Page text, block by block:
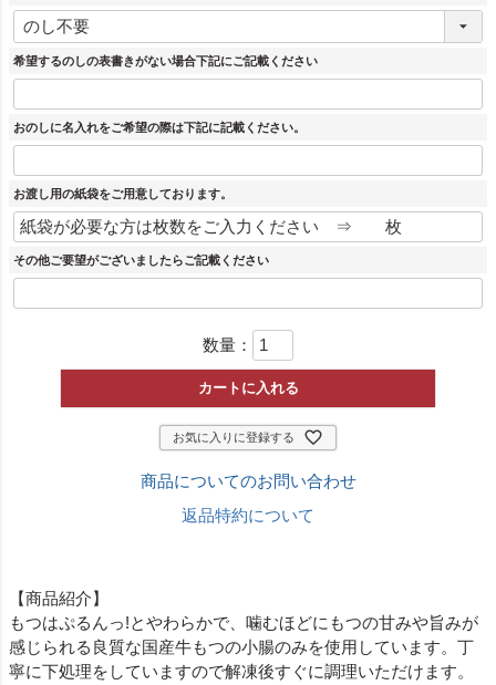
(
希望するのしの表書きがない場合下記にご記載ください
おのしに名入れをご希望の際は下記に記載ください。
お渡し用の紙袋をご用意しております。
その他ご要望がございましたらご記載ください
数量：
カートに入れる
お気に入りに登録する
商品についてのお問い合わせ
返品特約について
【商品紹介】
もつはぷるんっ!とやわらかで、噛むほどにもつの甘みや旨みが
感じられる良質な国産牛もつの小腸のみを使用しています。丁
寧に下処理をしていますので解凍後すぐに調理いただけます。